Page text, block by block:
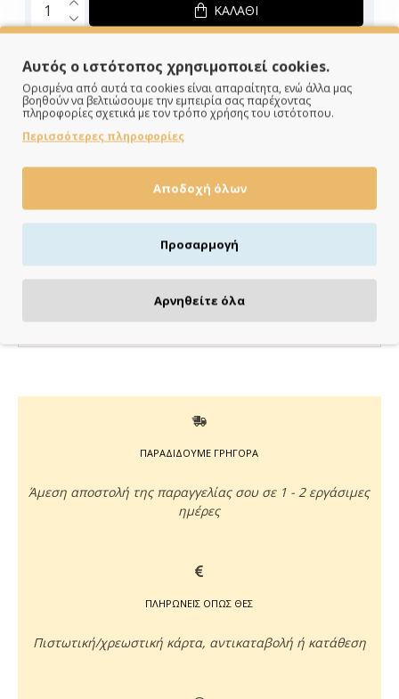
ΣΕ ΑΠΟΘΕΜΑ
Brand:My Mastoras
1.82€
ΚΑΛΆΘΙ
ΠΑΡΑΔΙΔΟΥΜΕ ΓΡΗΓΟΡΑ
Άμεση αποστολή της παραγγελίας σου σε 1 - 2 εργάσιμες
ημέρες
ΠΛΗΡΩΝΕΙΣ ΟΠΩΣ ΘΕΣ
Πιστωτική/χρεωστική κάρτα, αντικαταβολή ή κατάθεση
Αυτός ο ιστότοπος χρησιμοποιεί cookies.
Ορισμένα από αυτά τα cookies είναι απαραίτητα, ενώ άλλα μας
βοηθούν να βελτιώσουμε την εμπειρία σας παρέχοντας
πληροφορίες σχετικά με τον τρόπο χρήσης του ιστότοπου.
Περισσότερες πληροφορίες
Αποδοχή όλων
Προσαρμογή
Αρνηθείτε όλα